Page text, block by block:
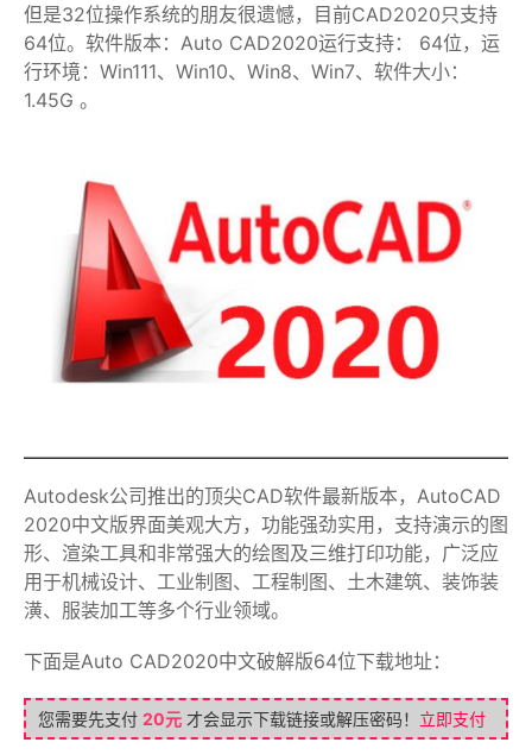
但是32位操作系统的朋友很遗憾，目前CAD2020只支持
64位。软件版本：Auto CAD2020运行支持： 64位，运
行环境：Win111、Win10、Win8、Win7、软件大小：
1.45G 。
Autodesk公司推出的顶尖CAD软件最新版本，AutoCAD
2020中文版界面美观大方，功能强劲实用，支持演示的图
形、渲染工具和非常强大的绘图及三维打印功能，广泛应
用于机械设计、工业制图、工程制图、土木建筑、装饰装
潢、服装加工等多个行业领域。
下面是Auto CAD2020中文破解版64位下载地址：
您需要先支付 20元 才会显示下载链接或解压密码！ 立即支付